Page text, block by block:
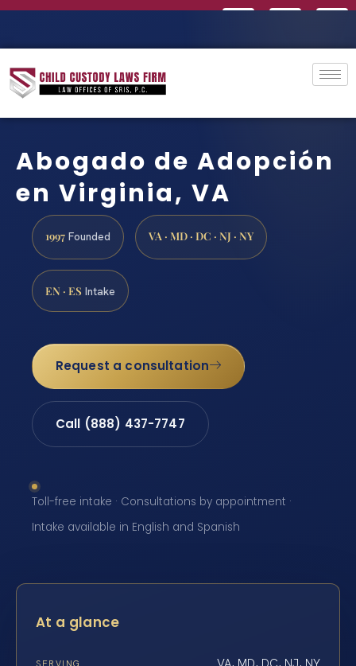
Abogado de Adopción
en Virginia, VA
1997 Founded VA · MD · DC · NJ · NY
EN · ES Intake
Request a consultation
Call (888) 437-7747
Toll-free intake · Consultations by appointment ·
Intake available in English and Spanish
At a glance